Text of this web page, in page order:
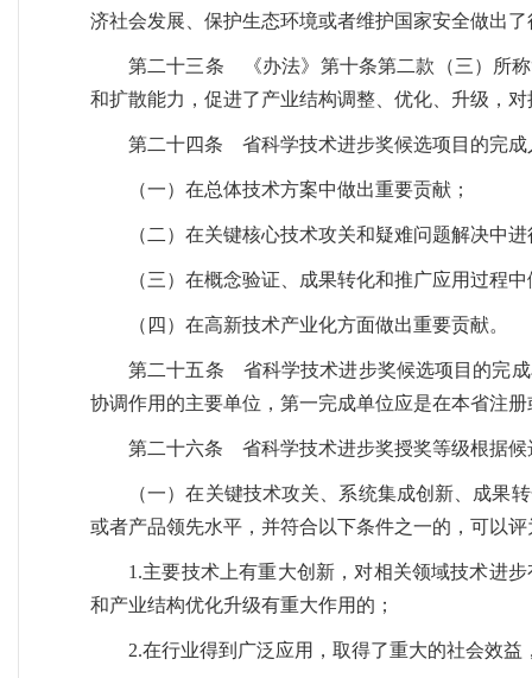
济社会发展、保护生态环境或者维护国家安全做出
第二十三条 《办法》第十条第二款（三）所
和扩散能力，促进了产业结构调整、优化、升级，
第二十四条 省科学技术进步奖候选项目的完成
（一）在总体技术方案中做出重要贡献；
（二）在关键核心技术攻关和疑难问题解决中
（三）在概念验证、成果转化和推广应用过程
（四）在高新技术产业化方面做出重要贡献。
第二十五条 省科学技术进步奖候选项目的完
协调作用的主要单位，第一完成单位应是在本省注
第二十六条 省科学技术进步奖授奖等级根据
（一）在关键技术攻关、系统集成创新、成果
或者产品领先水平，并符合以下条件之一的，可以
1.主要技术上有重大创新，对相关领域技术进
和产业结构优化升级有重大作用的；
2.在行业得到广泛应用，取得了重大的社会效